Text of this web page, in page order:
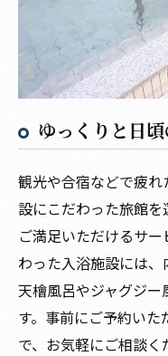
ゆっくりと日
観光や合宿などで疲
設にこだわった旅館
ご満足いただけるサ
わった入浴施設には
天檜風呂やジャグジ
す。事前にご予約い
で、お気軽にご相談